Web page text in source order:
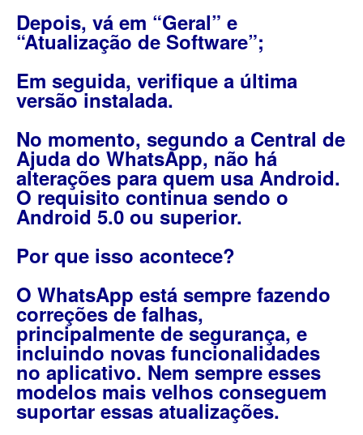
Depois, vá em “Geral” e
“Atualização de Software”;
Em seguida, verifique a última
versão instalada.
No momento, segundo a Central de
Ajuda do WhatsApp, não há
alterações para quem usa Android.
O requisito continua sendo o
Android 5.0 ou superior.
Por que isso acontece?
O WhatsApp está sempre fazendo
correções de falhas,
principalmente de segurança, e
incluindo novas funcionalidades
no aplicativo. Nem sempre esses
modelos mais velhos conseguem
suportar essas atualizações.